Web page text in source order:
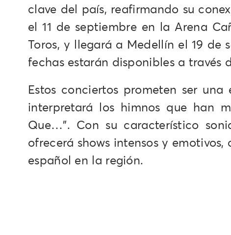
clave del país, reafirmando su
el 11 de septiembre en la Arena
Toros, y llegará a Medellín el 19 de
fechas estarán disponibles a través
Estos conciertos prometen ser
interpretará los himnos que han
Que…". Con su característico
ofrecerá shows intensos y
español en la región.